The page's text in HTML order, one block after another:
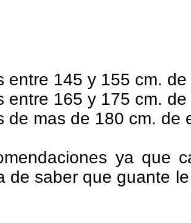
entre 145 y 155 cm.
entre 165 y 175 cm.
de mas de 180 cm. de
ya que
de saber que guante